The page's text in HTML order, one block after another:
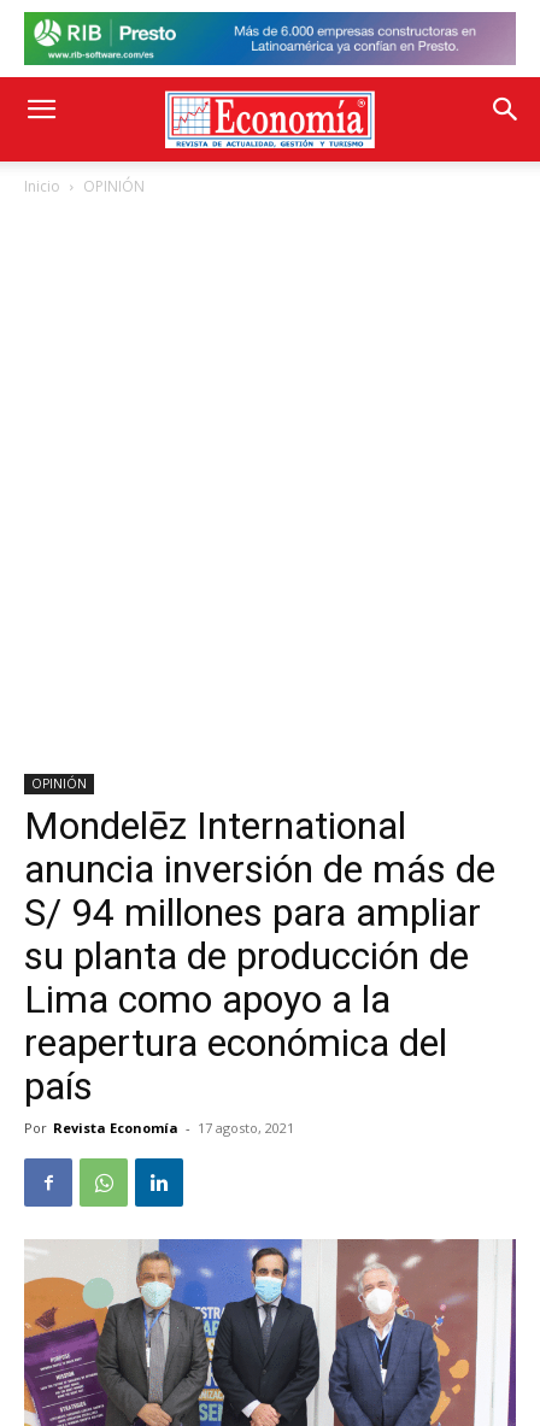
Inicio OPINIÓN
OPINIÓN
Mondelēz International
anuncia inversión de más de
S/ 94 millones para ampliar
su planta de producción de
Lima como apoyo a la
reapertura económica del
país
Por Revista Economía - 17 agosto, 2021